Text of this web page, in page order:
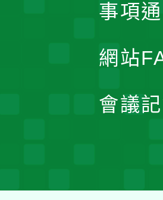
事項
網站
會議